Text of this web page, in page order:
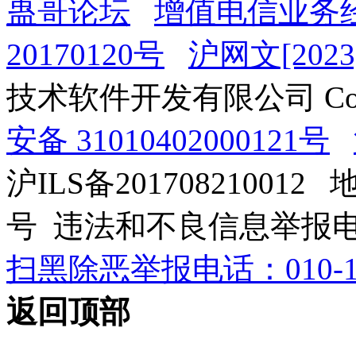
蛊哥论坛
增值电信业务
20170120号
沪网文
技术软件开发有限公司
安备 31010402000121号
沪ILS备201708210012
号 违法和不良信息举报
扫黑除恶举报电话：010-
返回顶部